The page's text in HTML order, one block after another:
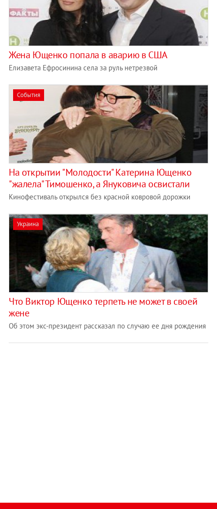
Жена Ющенко попала в аварию в США
Елизавета Ефросинина села за руль нетрезвой
События
На открытии "Молодости" Катерина Ющенко
"жалела" Тимошенко, а Януковича освистали
Кинофестиваль открылся без красной ковровой дорожки
Украина
Что Виктор Ющенко терпеть не может в своей
жене
Об этом экс-президент рассказал по случаю ее дня рождения